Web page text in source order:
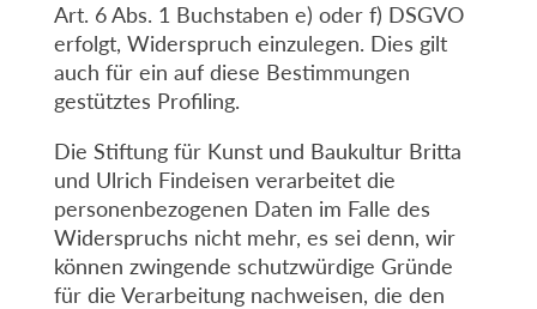
Art. 6 Abs. 1 Buchstaben e) oder f) DSGVO
erfolgt, Widerspruch einzulegen. Dies gilt
auch für ein auf diese Bestimmungen
gestütztes Profiling.
Die Stiftung für Kunst und Baukultur Britta
und Ulrich Findeisen verarbeitet die
personenbezogenen Daten im Falle des
Widerspruchs nicht mehr, es sei denn, wir
können zwingende schutzwürdige Gründe
für die Verarbeitung nachweisen, die den